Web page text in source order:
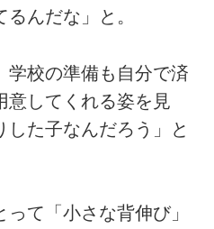
んだな」と。
学校の準備も自分で済
意してくれる姿を見
した子なんだろう」と
て「小さな背伸び」